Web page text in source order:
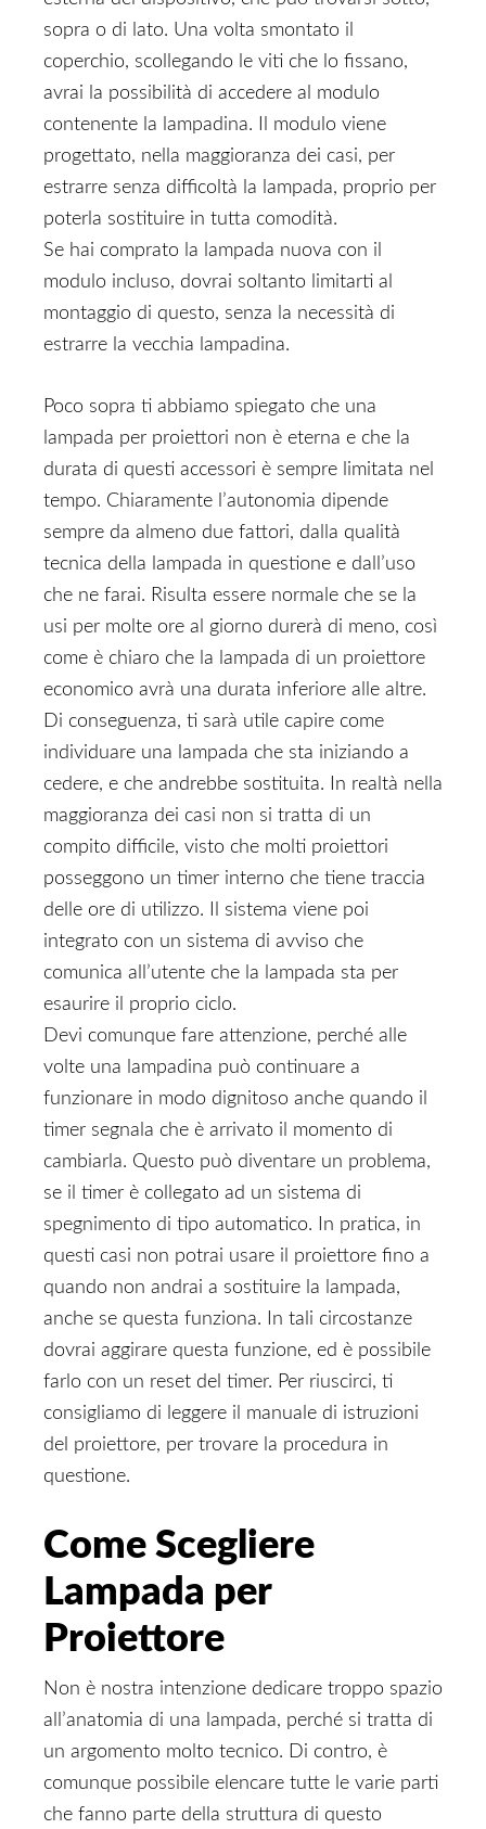
sopra o di lato. Una volta smontato il
coperchio, scollegando le viti che lo fissano,
avrai la possibilità di accedere al modulo
contenente la lampadina. Il modulo viene
progettato, nella maggioranza dei casi, per
estrarre senza difficoltà la lampada, proprio per
poterla sostituire in tutta comodità.
Se hai comprato la lampada nuova con il
modulo incluso, dovrai soltanto limitarti al
montaggio di questo, senza la necessità di
estrarre la vecchia lampadina.
Poco sopra ti abbiamo spiegato che una
lampada per proiettori non è eterna e che la
durata di questi accessori è sempre limitata nel
tempo. Chiaramente l’autonomia dipende
sempre da almeno due fattori, dalla qualità
tecnica della lampada in questione e dall’uso
che ne farai. Risulta essere normale che se la
usi per molte ore al giorno durerà di meno, così
come è chiaro che la lampada di un proiettore
economico avrà una durata inferiore alle altre.
Di conseguenza, ti sarà utile capire come
individuare una lampada che sta iniziando a
cedere, e che andrebbe sostituita. In realtà nella
maggioranza dei casi non si tratta di un
compito difficile, visto che molti proiettori
posseggono un timer interno che tiene traccia
delle ore di utilizzo. Il sistema viene poi
integrato con un sistema di avviso che
comunica all’utente che la lampada sta per
esaurire il proprio ciclo.
Devi comunque fare attenzione, perché alle
volte una lampadina può continuare a
funzionare in modo dignitoso anche quando il
timer segnala che è arrivato il momento di
cambiarla. Questo può diventare un problema,
se il timer è collegato ad un sistema di
spegnimento di tipo automatico. In pratica, in
questi casi non potrai usare il proiettore fino a
quando non andrai a sostituire la lampada,
anche se questa funziona. In tali circostanze
dovrai aggirare questa funzione, ed è possibile
farlo con un reset del timer. Per riuscirci, ti
consigliamo di leggere il manuale di istruzioni
del proiettore, per trovare la procedura in
questione.
Come Scegliere
Lampada per
Proiettore
Non è nostra intenzione dedicare troppo spazio
all’anatomia di una lampada, perché si tratta di
un argomento molto tecnico. Di contro, è
comunque possibile elencare tutte le varie parti
che fanno parte della struttura di questo